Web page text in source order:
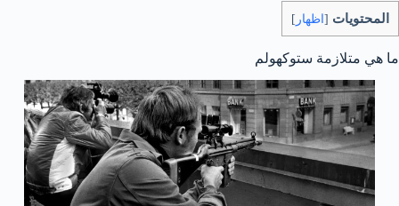
المحتويات [ اظهار ]
ما هي متلازمة ستوكهولم